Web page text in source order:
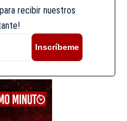
recibir nuestros
Inscríbeme